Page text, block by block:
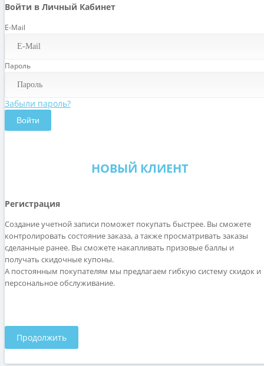
Войти в Личный Кабинет
E-Mail
Пароль
Забыли пароль?
НОВЫЙ КЛИЕНТ
Регистрация
Создание учетной записи поможет покупать быстрее. Вы сможете
контролировать состояние заказа, а также просматривать заказы
сделанные ранее. Вы сможете накапливать призовые баллы и
получать скидочные купоны.
А постоянным покупателям мы предлагаем гибкую систему скидок и
персональное обслуживание.
Продолжить